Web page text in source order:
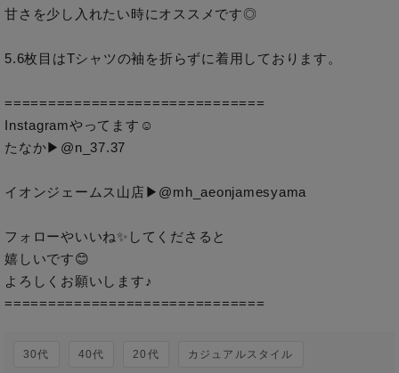
甘さを少し入れたい時にオススメです◎
5.6枚目はTシャツの袖を折らずに着用しております。
==============================
Instagramやってます☺︎
たなか▶︎@n_37.37
イオンジェームス山店▶︎@mh_aeonjamesyama
フォローやいいね✨してくださると
嬉しいです😊
よろしくお願いします♪
30代 40代 20代 カジュアルスタイル